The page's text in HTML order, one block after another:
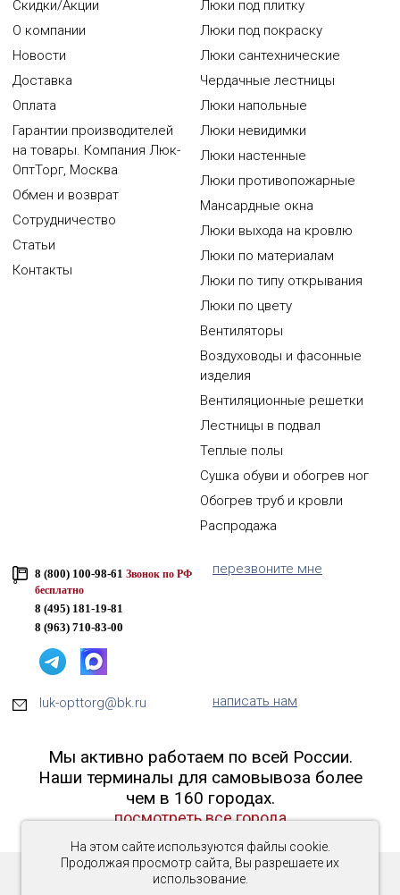
На этом сайте используются файлы cookie.
Продолжая просмотр сайта, Вы разрешаете их
использование.
Скидки/Акции
О компании
Новости
Доставка
Оплата
Гарантии производителей
на товары. Компания Люк-
ОптТорг, Москва
Обмен и возврат
Сотрудничество
Статьи
Контакты
Люки под плитку
Люки под покраску
Люки сантехнические
Чердачные лестницы
Люки напольные
Люки невидимки
Люки настенные
Люки противопожарные
Мансардные окна
Люки выхода на кровлю
Люки по материалам
Люки по типу открывания
Люки по цвету
Вентиляторы
Воздуховоды и фасонные
изделия
Вентиляционные решетки
Лестницы в подвал
Теплые полы
Сушка обуви и обогрев ног
Обогрев труб и кровли
Распродажа
8 (800) 100-98-61 Звонок по РФ
бесплатно
8 (495) 181-19-81
8 (963) 710-83-00
перезвоните мне
luk-opttorg@bk.ru написать нам
Мы активно работаем по всей России.
Наши терминалы для самовывоза более
чем в 160 городах.
посмотреть все города